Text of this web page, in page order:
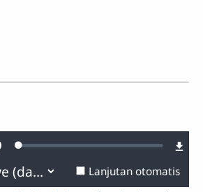
Loaded:
Lanjutan otomatis